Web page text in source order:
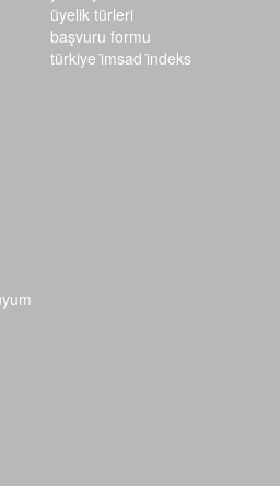
d
üyelik türleri
başvuru formu
türkiye i̇msad i̇ndeks